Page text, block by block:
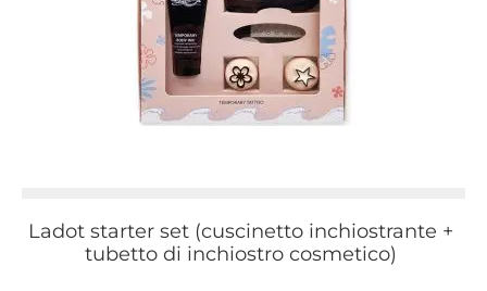
Ladot starter set (cuscinetto inchiostrante +
tubetto di inchiostro cosmetico)